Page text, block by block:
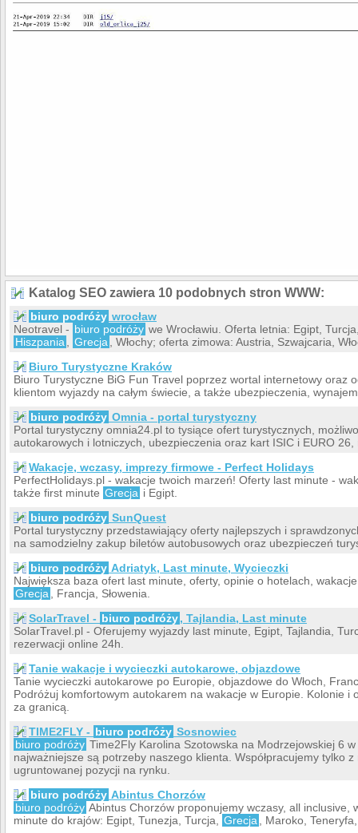
Katalog SEO zawiera 10 podobnych stron WWW:
biuro podróży wrocław
Neotravel - biuro podróży we Wrocławiu. Oferta letnia: Egipt,
Hiszpania
Grecja
, Włochy; oferta zimowa: Austria, Szwajcaria,
Biuro Turystyczne Kraków
Biuro Turystyczne BiG Fun Travel poprzez wortal internetowy oraz
klientom wyjazdy na całym świecie, a także ubezpieczenia,
biuro podróży Omnia - portal turystyczny
Portal turystyczny omnia24.pl to tysiące ofert turystycznych,
autokarowych i lotniczych, ubezpieczenia oraz kart ISIC i EURO
Wakacje, wczasy, imprezy firmowe - Perfect Holidays
PerfectHolidays.pl - wakacje twoich marzeń! Oferty last minute -
także first minute Grecja i Egipt.
biuro podróży SunQuest
Portal turystyczny przedstawiający oferty najlepszych i
na samodzielny zakup biletów autobusowych oraz ubezpieczeń
biuro podróży Adriatyk, Last minute, Wycieczki
Największa baza ofert last minute, oferty, opinie o hotelach,
Grecja
, Francja, Słowenia.
SolarTravel - biuro podróży, Tajlandia, Last minute
SolarTravel.pl - Oferujemy wyjazdy last minute, Egipt, Tajlandia,
rezerwacji online 24h.
Tanie wakacje i wycieczki autokarowe, objazdowe
Tanie wycieczki autokarowe po Europie, objazdowe do Włoch,
Podróżuj komfortowym autokarem na wakacje w Europie. Kolonie i
za granicą.
TIME2FLY - biuro podróży Sosnowiec
biuro podróży Time2Fly Karolina Szotowska na Modrzejowskiej 6
najważniejsze są potrzeby naszego klienta. Współpracujemy tylko
ugruntowanej pozycji na rynku.
biuro podróży Abintus Chorzów
biuro podróży Abintus Chorzów proponujemy wczasy, all inclusive,
minute do krajów: Egipt, Tunezja, Turcja,
Grecja , Maroko,